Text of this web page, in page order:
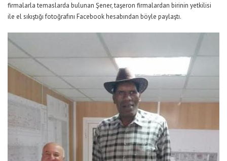
firmalarla temaslarda bulunan Şener, taşeron firmalardan birinin yetkilisi
ile el sıkıştığı fotoğrafını Facebook hesabından böyle paylaştı.